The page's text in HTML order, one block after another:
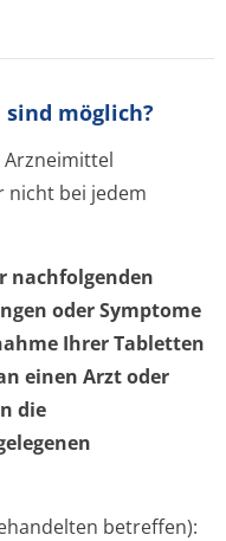
möglich?
Arzneimittel
nicht bei jedem
nachfolgenden
oder Symptome
Ihrer Tabletten
einen Arzt oder
die
betreffen):